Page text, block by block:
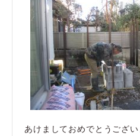
あけましておめでとうござ